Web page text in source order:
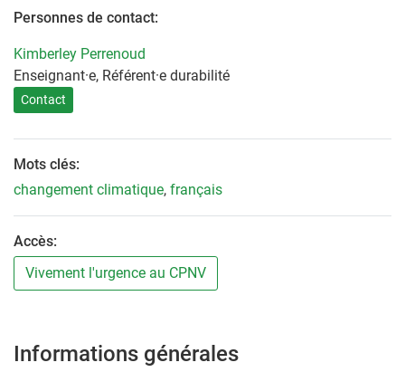
Personnes de contact:
Kimberley Perrenoud
Enseignant·e, Référent·e durabilité
Contact
Mots clés:
changement climatique, français
Accès:
Vivement l'urgence au CPNV
Informations générales